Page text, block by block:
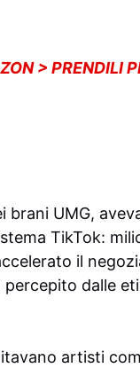
> PRENDILI
UMG,
TikTok:
il
percepito dalle
artisti